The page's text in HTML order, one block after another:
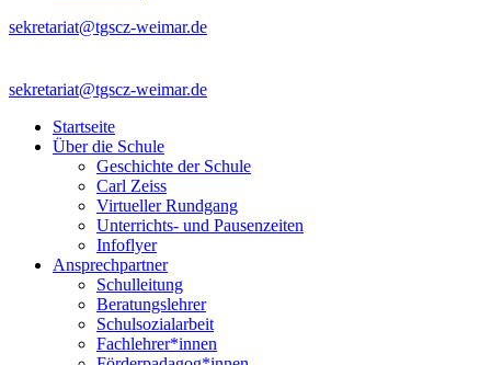
sekretariat@tgscz-weimar.de
sekretariat@tgscz-weimar.de
Startseite
Über die Schule
Geschichte der Schule
Carl Zeiss
Virtueller Rundgang
Unterrichts- und Pausenzeiten
Infoflyer
Ansprechpartner
Schulleitung
Beratungslehrer
Schulsozialarbeit
Fachlehrer*innen